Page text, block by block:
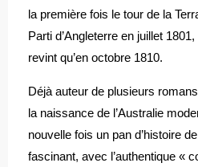
la première fois le tour de la
Parti d’Angleterre en juillet
revint qu’en octobre 1810.
Déjà auteur de plusieurs
la naissance de l’Australie
nouvelle fois un pan d’histoire
fascinant, avec l’authentique «